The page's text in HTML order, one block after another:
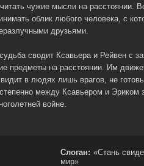
чужие мысли на расстоянии.
облик любого человека, с
друзьями.
сводит Ксавьера и Рейвен с
предметы на расстоянии. Им
в людях лишь врагов, не
между Ксавьером и Эриком
войне.
Слоган: «Стань
мир»